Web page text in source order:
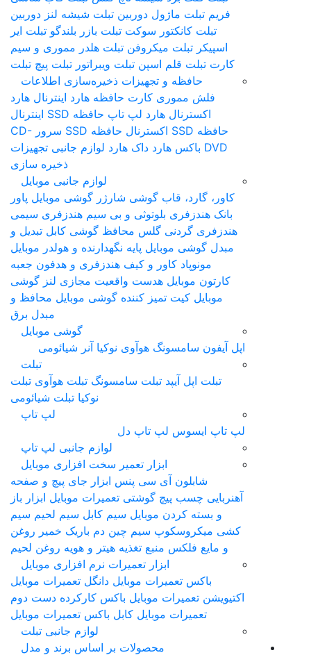
فریم تبلت ماژول دوربین تبلت شیشه لنز دوربین
تبلت کانکتور سوکت تبلت بازر بلندگو تبلت ایر
اسپیکر تبلت میکروفن تبلت هلدر مموری و سیم
کارت تبلت قلم اس‎پن تبلت ویبراتور تبلت پیچ تبلت
حافظه و تجهیزات ذخیره‌سازی اطلاعات
فلش مموری کارت حافظه هارد اینترنال هارد
اکسترنال هارد لپ تاپ حافظه SSD اینترنال
حافظه SSD اکسترنال
حافظه SSD سرور
CD-
DVD باکس هارد داک هارد لوازم جانبی تجهیزات
ذخیره سازی
لوازم جانبی موبایل
کاور، گارد، قاب گوشی شارژر گوشی موبایل پاور
بانک هندزفری بلوتوثی و بی سیم هندزفری سیمی
هندزفری گردنی گلس محافظ گوشی کابل تبدیل و
مبدل گوشی موبایل پایه نگهدارنده و هولدر موبایل
مونوپاد کاور و کیف هندزفری و هدفون جعبه
کارتون موبایل هدست واقعیت مجازی لنز گوشی
موبایل کیت تمیز کننده گوشی موبایل محافظ و
مبدل برق
گوشی موبایل
اپل آیفون سامسونگ هوآوی نوکیا آنر شیائومی
تبلت
تبلت اپل آیپد تبلت سامسونگ تبلت هوآوی تبلت
نوکیا تبلت شیائومی
لپ تاپ
لپ‌ تاپ ایسوس لپ تاپ دل
لوازم جانبی لپ تاپ
ابزار تعمیر سخت افزاری موبایل
شابلون آی سی پنس ابزار جای پیچ و صفحه
آهنربایی چسب پیچ گوشتی تعمیرات موبایل ابزار باز
و بسته کردن موبایل سیم کابل سیم لحیم سیم
کشی ميکروسکوپ سیم چین دم باریک خمیر روغن
و مایع فلکس منبع تغذیه هیتر و هویه روغن لحیم
ابزار تعمیرات نرم افزاری موبایل
باکس تعمیرات موبایل دانگل تعمیرات موبایل
اکتیویشن تعمیرات موبایل باکس کارکرده دست دوم
تعمیرات موبایل کابل باکس تعمیرات موبایل
لوازم جانبی تبلت
محصولات بر اساس برند و مدل